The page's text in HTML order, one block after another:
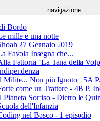
navigazione
Bordo
mille e una notte
27 Gennaio 2019
Favola Insegna che...
Fattoria "La Tana della
Milite... Non più Ignoto - 5A
come un Trattore - 4B P.
Pianeta Sorriso - Dietro le
dell'Infanzia
nel Bosco - 1 episodio